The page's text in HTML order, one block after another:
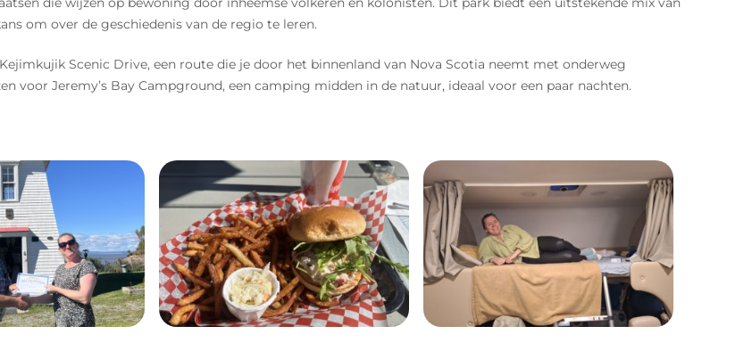
om over de geschiedenis van de regio te leren.
Scenic Drive, een route die je door het binnenland van Nova Scotia neemt met onderweg
voor Jeremy’s Bay Campground, een camping midden in de natuur, ideaal voor een paar nachten.